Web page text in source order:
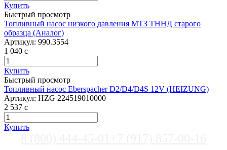
Купить
Быстрый просмотр
Топливный насос низкого давления МТЗ ТННД старого
образца (Аналог)
Артикул: 990.3554
1 040 c
Купить
Быстрый просмотр
Топливный насос Eberspacher D2/D4/D4S 12V (HEIZUNG)
Артикул: HZG 224519010000
2 537 c
Купить